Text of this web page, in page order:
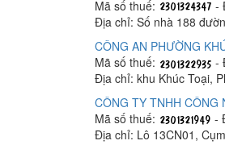
Mã số thuế:
-
Địa chỉ: Số nhà 188
CÔNG AN PHƯỜNG
Mã số thuế:
-
Địa chỉ: khu Khúc Toại,
CÔNG TY TNHH CÔNG
Mã số thuế:
-
Địa chỉ: Lô 13CN01,